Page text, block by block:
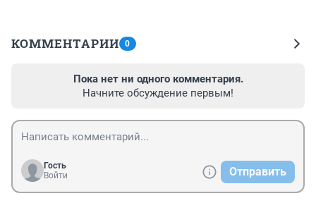
КОММЕНТАРИИ 0
Пока нет ни одного комментария.
Начните обсуждение первым!
Гость
Войти
Отправить